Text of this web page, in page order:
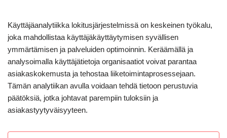
Käyttäjäanalytiikka lokitusjärjestelmissä on keskeinen työkalu,
joka mahdollistaa käyttäjäkäyttäytymisen syvällisen
ymmärtämisen ja palveluiden optimoinnin. Keräämällä ja
analysoimalla käyttäjätietoja organisaatiot voivat parantaa
asiakaskokemusta ja tehostaa liiketoimintaprosessejaan.
Tämän analytiikan avulla voidaan tehdä tietoon perustuvia
päätöksiä, jotka johtavat parempiin tuloksiin ja
asiakastyytyväisyyteen.